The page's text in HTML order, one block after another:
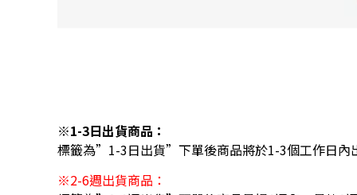
※1-3日出貨商品：
標籤為”1-3日出貨”下單後商品將於1-3個工作日內
※2-6週出貨商品：